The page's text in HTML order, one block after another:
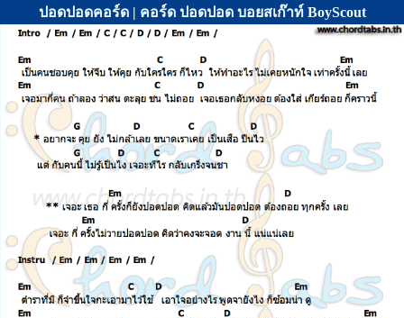
ปอดปอดคอร์ด | คอร์ด ปอดปอด บอยสเก๊าท์ BoyScout